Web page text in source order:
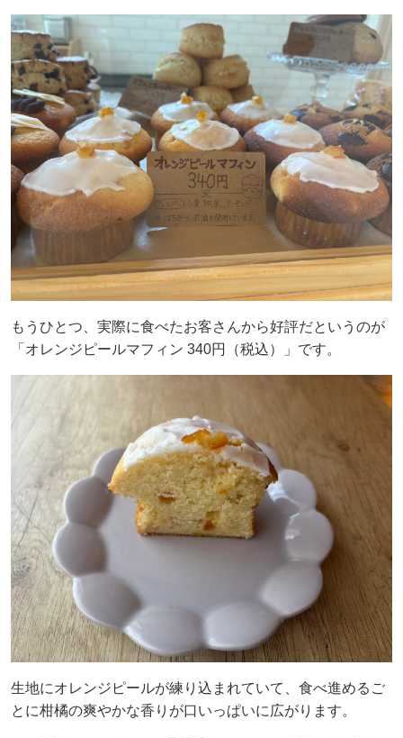
もうひとつ、実際に食べたお客さんから好評だというのが
「オレンジピールマフィン 340円（税込）」です。
生地にオレンジピールが練り込まれていて、食べ進めるご
とに柑橘の爽やかな香りが口いっぱいに広がります。